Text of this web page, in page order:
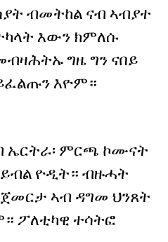
ብመትከል ናብ ኣብያተ
እውን ክምለሱ
ግዜ ግን ናበይ
እዮም።
ምርጫ ኮሙናት
ዮዲት። ብዙሓት
ኣብ ዳግመ ህንጸት
ፖለቲካዊ ተሳትፎ